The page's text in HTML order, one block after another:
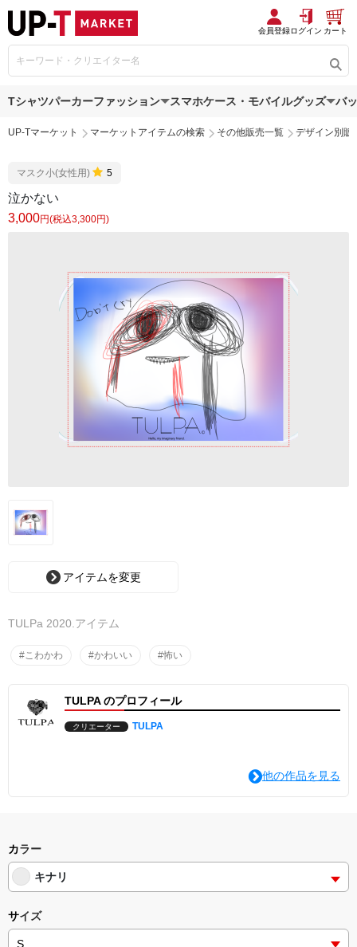
会員登録ログイン カート
Tシャツパーカーファッション スマホケース・モバイルグッズ バ
UP-Tマーケット マーケットアイテムの検索 その他販売一覧 デザイン別販
マスク小(女性用) 5
泣かない
3,000円(税込3,300円)
アイテムを変更
TULPa 2020.アイテム
#こわかわ #かわいい #怖い
TULPA のプロフィール
クリエーター TULPA
他の作品を見る
カラー
キナリ
サイズ